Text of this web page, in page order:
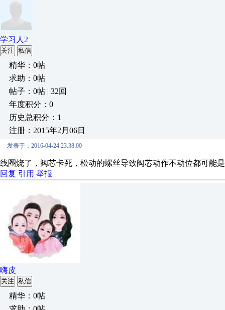
学习人2
关注 私信
精华：0帖
求助：0帖
帖子：0帖 | 32回
年度积分：0
历史总积分：1
注册：2015年2月06日
发表于：2016-04-24 23:38:00
线圈烧了，阀芯卡死，松动的螺丝导致阀芯动作不动位都可能
回复 引用 举报
嗨皮
关注 私信
精华：0帖